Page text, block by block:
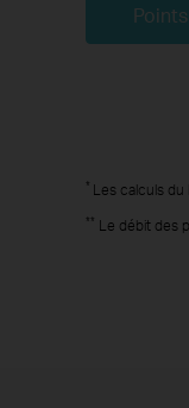
* Les calculs du
** Le débit des